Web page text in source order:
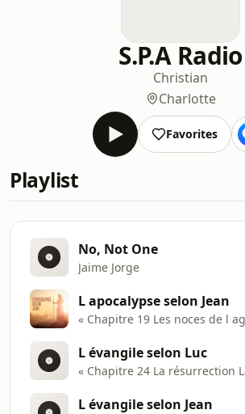
S.P.A Radio
Christian
Charlotte
Favorites
Playlist
No, Not One
Jaime Jorge
L apocalypse selon Jean
L évangile selon Luc
L évangile selon Jean